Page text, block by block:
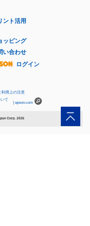
ント活用
ッピング
い合わせ
ログイン
利用上の注意
て
epson.com
Corp. 2026